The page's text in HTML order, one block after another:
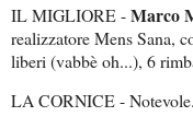
IL MIGLIORE -Marco
realizzatore Mens Sana,
liberi (vabbè oh...), 6
LA CORNICE - Notevole.